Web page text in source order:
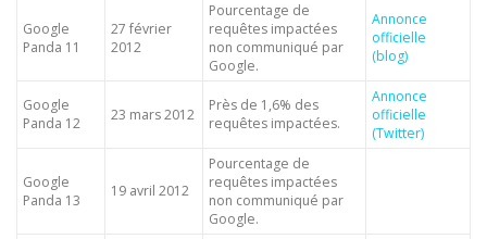
Google
Panda 11
27 février
2012
Pourcentage de
requêtes impactées
non communiqué par
Google.
Annonce
officielle
(blog)
Google
Panda 12
23 mars 2012
Près de 1,6% des
requêtes impactées.
Annonce
officielle
(Twitter)
Google
Panda 13
19 avril 2012
Pourcentage de
requêtes impactées
non communiqué par
Google.